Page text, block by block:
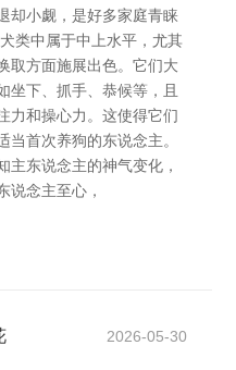
却小觑，是好多家庭青睐
类中属于中上水平，尤其
取方面施展出色。它们大
坐下、抓手、恭候等，且
力和操心力。这使得它们
首次养狗的东说念主。
主东说念主的神气变化，
说念主至心，
2026-05-30